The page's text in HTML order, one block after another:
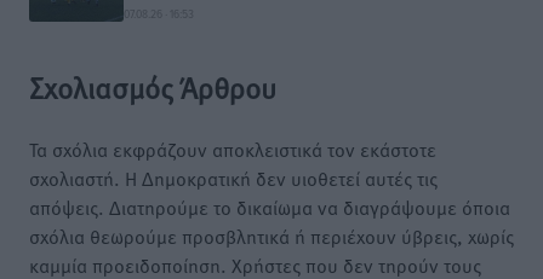
07.08.26 · 16:53
Σχολιασμός Άρθρου
Τα σχόλια εκφράζουν αποκλειστικά τον εκάστοτε
σχολιαστή. Η Δημοκρατική δεν υιοθετεί αυτές τις
απόψεις. Διατηρούμε το δικαίωμα να διαγράψουμε όποια
σχόλια θεωρούμε προσβλητικά ή περιέχουν ύβρεις, χωρίς
καμμία προειδοποίηση. Χρήστες που δεν τηρούν τους